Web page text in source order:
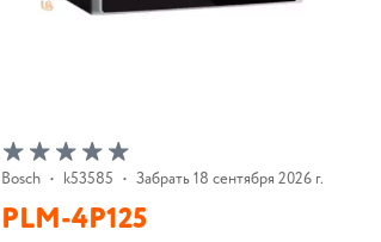
Bosch • k53585 • Забрать 18 сентября 2026 г.
PLM-4P125